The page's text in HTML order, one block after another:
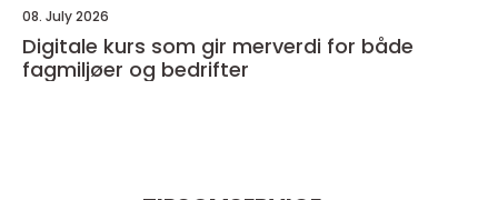
08. July 2026
Digitale kurs som gir merverdi for både
fagmiljøer og bedrifter